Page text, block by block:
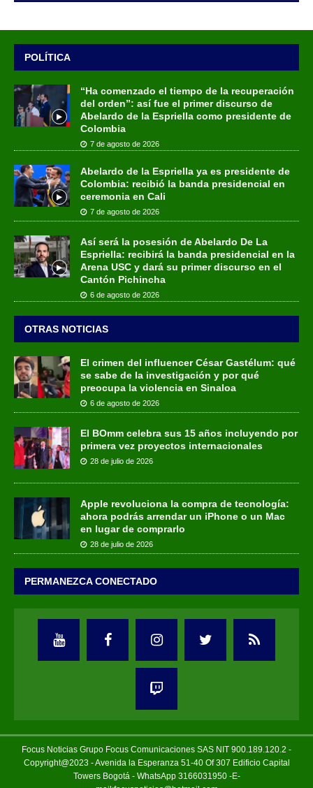
POLÍTICA
“Ha comenzado el tiempo de la recuperación
del orden”: así fue el primer discurso de
Abelardo de la Espriella como presidente de
Colombia
7 de agosto de 2026
Abelardo de la Espriella ya es presidente de
Colombia: recibió la banda presidencial en
ceremonia en Cali
7 de agosto de 2026
Así será la posesión de Abelardo De La
Espriella: recibirá la banda presidencial en la
Arena USC y dará su primer discurso en el
Cantón Pichincha
6 de agosto de 2026
OTRAS NOTICIAS
El crimen del influencer César Gastélum: qué
se sabe de la investigación y por qué
preocupa la violencia en Sinaloa
6 de agosto de 2026
El BOmm celebra sus 15 años incluyendo por
primera vez proyectos internacionales
28 de julio de 2026
Apple revoluciona la compra de tecnología:
ahora podrás arrendar un iPhone o un Mac
en lugar de comprarlo
28 de julio de 2026
PERMANEZCA CONECTADO
Focus Noticias Grupo Focus Comunicaciones SAS NIT 900.189.120.2 -
Copyright@2023 - Avenida la Esperanza 51-40 Of 307 Edificio Capital
Towers Bogotá - WhatsApp 3166031950 -E-